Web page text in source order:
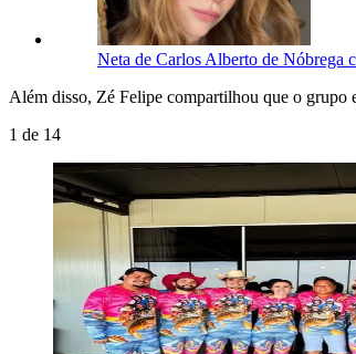
Neta de Carlos Alberto de Nóbrega
Além disso, Zé Felipe compartilhou que o grupo
1 de 14